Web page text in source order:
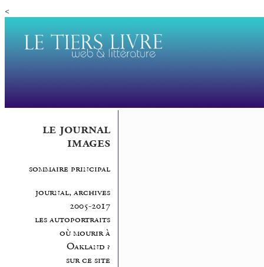
<
le journal
images
sommaire principal
journal, archives
2005-2017
les autoportraits
où mourir à
Oakland ?
sur ce site